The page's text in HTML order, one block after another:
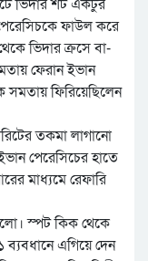
ভিদার শট একটুর
ফাউল করে
ভিদার ক্রসে বা-
ফেরান ইভান
সমতায় ফিরিয়েছিলেন
তকমা লাগানো
পেরেসিচের হাতে
মাধ্যমে রেফারি
স্পট কিক থেকে
ব্যবধানে এগিয়ে দেন